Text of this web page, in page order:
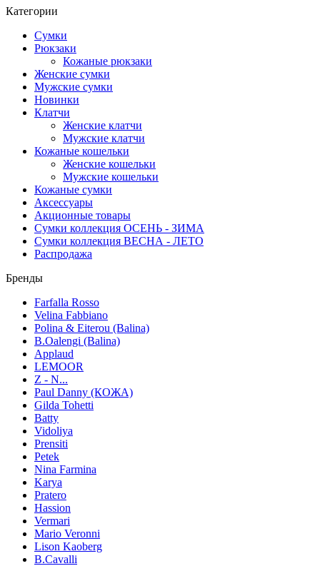
Категории
Сумки
Рюкзаки
Кожаные рюкзаки
Женские сумки
Мужские сумки
Новинки
Клатчи
Женские клатчи
Мужские клатчи
Кожаные кошельки
Женские кошельки
Мужские кошельки
Кожаные сумки
Аксессуары
Акционные товары
Сумки коллекция ОСЕНЬ - ЗИМА
Сумки коллекция ВЕСНА - ЛЕТО
Распродажа
Бренды
Farfalla Rosso
Velina Fabbiano
Polina & Eiterou (Balina)
B.Oalengi (Balina)
Applaud
LEMOOR
Z - N...
Paul Danny (КОЖА)
Gilda Tohetti
Batty
Vidoliya
Prensiti
Petek
Nina Farmina
Karya
Pratero
Hassion
Vermari
Mario Veronni
Lison Kaoberg
B.Cavalli